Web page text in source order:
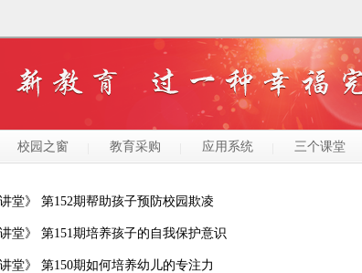
校园之窗 教育采购 应用系统 三个课堂
讲堂》 第152期帮助孩子预防校园欺凌
讲堂》 第151期培养孩子的自我保护意识
讲堂》 第150期如何培养幼儿的专注力